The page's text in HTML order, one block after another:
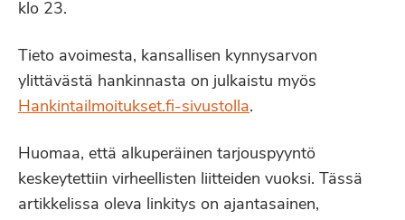
klo 23.
Tieto avoimesta, kansallisen kynnysarvon
ylittävästä hankinnasta on julkaistu myös
Hankintailmoitukset.fi-sivustolla.
Huomaa, että alkuperäinen tarjouspyyntö
keskeytettiin virheellisten liitteiden vuoksi. Tässä
artikkelissa oleva linkitys on ajantasainen,